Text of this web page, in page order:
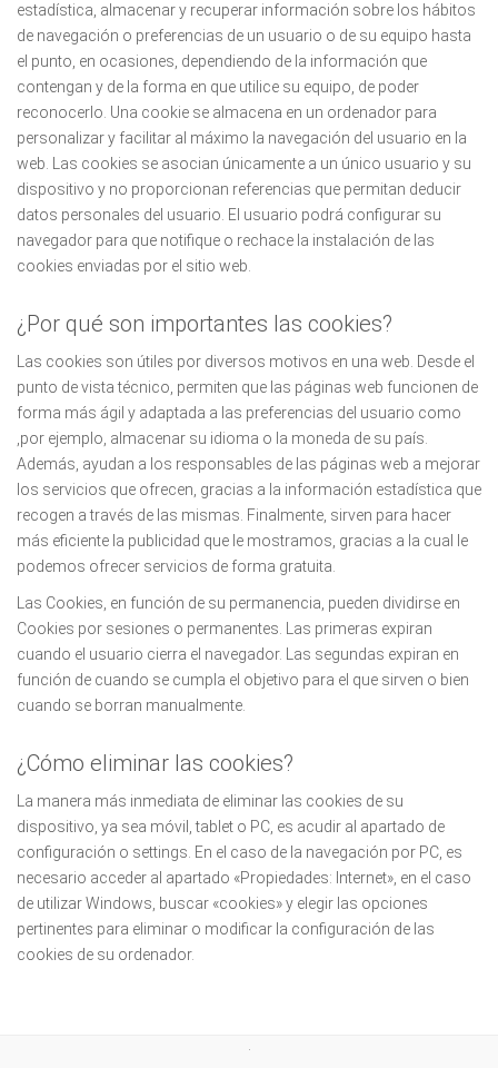
estadística, almacenar y recuperar información sobre los hábitos
de navegación o preferencias de un usuario o de su equipo hasta
el punto, en ocasiones, dependiendo de la información que
contengan y de la forma en que utilice su equipo, de poder
reconocerlo. Una cookie se almacena en un ordenador para
personalizar y facilitar al máximo la navegación del usuario en la
web. Las cookies se asocian únicamente a un único usuario y su
dispositivo y no proporcionan referencias que permitan deducir
datos personales del usuario. El usuario podrá configurar su
navegador para que notifique o rechace la instalación de las
cookies enviadas por el sitio web.
¿Por qué son importantes las cookies?
Las cookies son útiles por diversos motivos en una web. Desde el
punto de vista técnico, permiten que las páginas web funcionen de
forma más ágil y adaptada a las preferencias del usuario como
,por ejemplo, almacenar su idioma o la moneda de su país.
Además, ayudan a los responsables de las páginas web a mejorar
los servicios que ofrecen, gracias a la información estadística que
recogen a través de las mismas. Finalmente, sirven para hacer
más eficiente la publicidad que le mostramos, gracias a la cual le
podemos ofrecer servicios de forma gratuita.
Las Cookies, en función de su permanencia, pueden dividirse en
Cookies por sesiones o permanentes. Las primeras expiran
cuando el usuario cierra el navegador. Las segundas expiran en
función de cuando se cumpla el objetivo para el que sirven o bien
cuando se borran manualmente.
¿Cómo eliminar las cookies?
La manera más inmediata de eliminar las cookies de su
dispositivo, ya sea móvil, tablet o PC, es acudir al apartado de
configuración o settings. En el caso de la navegación por PC, es
necesario acceder al apartado «Propiedades: Internet», en el caso
de utilizar Windows, buscar «cookies» y elegir las opciones
pertinentes para eliminar o modificar la configuración de las
cookies de su ordenador.
.